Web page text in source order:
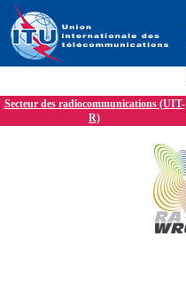
Secteur des radiocommunications (UIT-
R)